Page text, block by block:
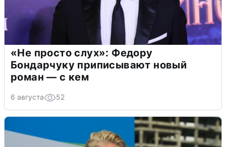
«Не просто слух»: Федору
Бондарчуку приписывают новый
роман — с кем
6 августа 52